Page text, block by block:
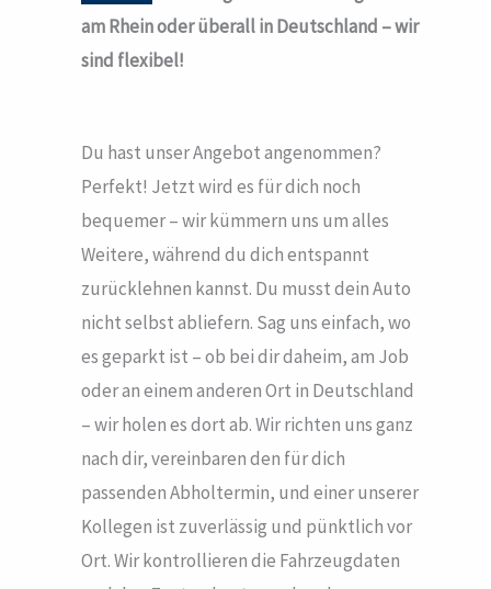
am Rhein oder überall in Deutschland – wir
sind flexibel!
Du hast unser Angebot angenommen?
Perfekt! Jetzt wird es für dich noch
bequemer – wir kümmern uns um alles
Weitere, während du dich entspannt
zurücklehnen kannst. Du musst dein Auto
nicht selbst abliefern. Sag uns einfach, wo
es geparkt ist – ob bei dir daheim, am Job
oder an einem anderen Ort in Deutschland
– wir holen es dort ab. Wir richten uns ganz
nach dir, vereinbaren den für dich
passenden Abholtermin, und einer unserer
Kollegen ist zuverlässig und pünktlich vor
Ort. Wir kontrollieren die Fahrzeugdaten